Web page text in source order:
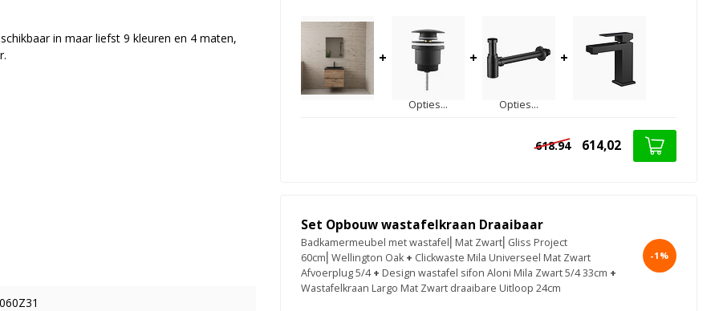
in maar liefst 9 kleuren en 4 maten,
+
Opties...
+
Opties...
+
618.94 614,02
Set Opbouw wastafelkraan Draaibaar
Badkamermeubel met wastafel⎢Mat Zwart⎢Gliss Project
60cm⎢Wellington Oak + Clickwaste Mila Universeel Mat Zwart
Afvoerplug 5/4 + Design wastafel sifon Aloni Mila Zwart 5/4 33cm +
Wastafelkraan Largo Mat Zwart draaibare Uitloop 24cm
-1%